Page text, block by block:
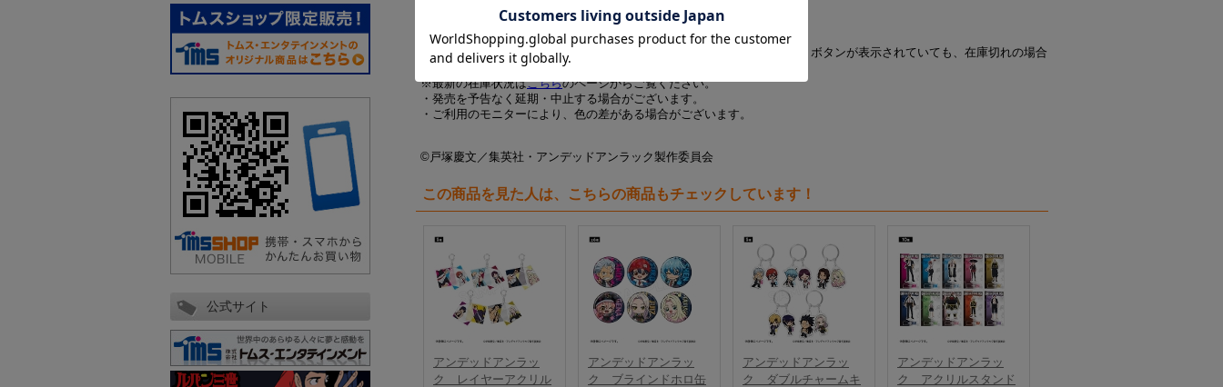
公式サイト
＜購入の際のご注意＞
・コレクション商品(ブラインド商品)の絵柄はお選びいただけません。
・このページの在庫情報はリアルタイムで反映されません。＜購入する＞ボタンが表示されていても、在庫切れの場合
があります。
※最新の在庫状況はこちらのページからご覧ください。
・発売を予告なく延期・中止する場合がございます。
・ご利用のモニターにより、色の差がある場合がございます。
©戸塚慶文／集英社・アンデッドアンラック製作委員会
この商品を見た人は、こちらの商品もチェックしています！
アンデッドアンラッ
ク レイヤーアクリル
アンデッドアンラッ
ク ブラインドホロ缶
アンデッドアンラッ
ク ダブルチャームキ
アンデッドアンラッ
ク アクリルスタンド